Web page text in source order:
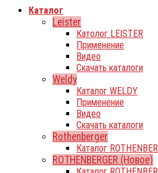
Каталог
Leister
Католог LEISTER
Применение
Видео
Скачать каталоги
Weldy
Каталог WELDY
Применение
Видео
Скачать каталоги
Rothenberger
Каталог
ROTHENBERGER (Новое)